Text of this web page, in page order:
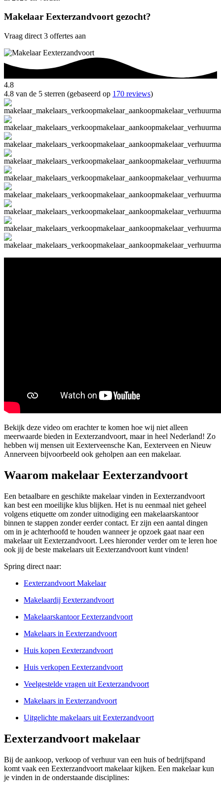
Makelaar Eexterzandvoort gezocht?
Vraag direct 3 offertes aan
4.8
4.8 van de 5 sterren (gebaseerd op 170 reviews)
Bekijk deze video om erachter te komen hoe wij niet alleen
meerwaarde bieden in Eexterzandvoort, maar in heel Nederland! Zo
hebben wij mensen uit Eexterveensche Kan, Eexterveen en Nieuw
Annerveen bijvoorbeeld ook geholpen aan een makelaar.
Waarom makelaar Eexterzandvoort
Een betaalbare en geschikte makelaar vinden in Eexterzandvoort
kan best een moeilijke klus blijken. Het is nu eenmaal niet geheel
volgens etiquette om zonder uitnodiging een makelaarskantoor
binnen te stappen zonder eerder contact. Er zijn een aantal dingen
om in je achterhoofd te houden wanneer je opzoek gaat naar een
makelaar uit Eexterzandvoort. Lees hieronder verder om te leren hoe
ook jij de beste makelaars uit Eexterzandvoort kunt vinden!
Spring direct naar:
Eexterzandvoort Makelaar
Makelaardij Eexterzandvoort
Makelaarskantoor Eexterzandvoort
Makelaars in Eexterzandvoort
Huis kopen Eexterzandvoort
Huis verkopen Eexterzandvoort
Veelgestelde vragen uit Eexterzandvoort
Makelaars in Eexterzandvoort
Uitgelichte makelaars uit Eexterzandvoort
Eexterzandvoort makelaar
Bij de aankoop, verkoop of verhuur van een huis of bedrijfspand
komt vaak een Eexterzandvoort makelaar kijken. Een makelaar kun
je vinden in de onderstaande disciplines: